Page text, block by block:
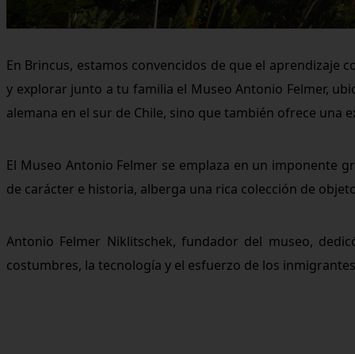
En Brincus, estamos convencidos de que el aprendizaje
y explorar junto a tu familia el Museo Antonio Felmer,
alemana en el sur de Chile, sino que también ofrece
El Museo Antonio Felmer se emplaza en un imponente
de carácter e historia, alberga una rica colección de
Antonio Felmer Niklitschek, fundador del museo,
costumbres, la tecnología y el esfuerzo de los